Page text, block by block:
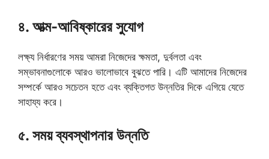
৪. আত্ম-আবিষ্কারের সুযোগ
লক্ষ্য নির্ধারণের সময় আমরা নিজেদের ক্ষমতা, দুর্বলতা এবং
সম্ভাবনাগুলোকে আরও ভালোভাবে বুঝতে পারি। এটি আমাদের নিজেদের
সম্পর্কে আরও সচেতন হতে এবং ব্যক্তিগত উন্নতির দিকে এগিয়ে যেতে
সাহায্য করে।
৫. সময় ব্যবস্থাপনার উন্নতি